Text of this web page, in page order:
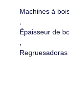
Machines à
,
Épaisseur de
,